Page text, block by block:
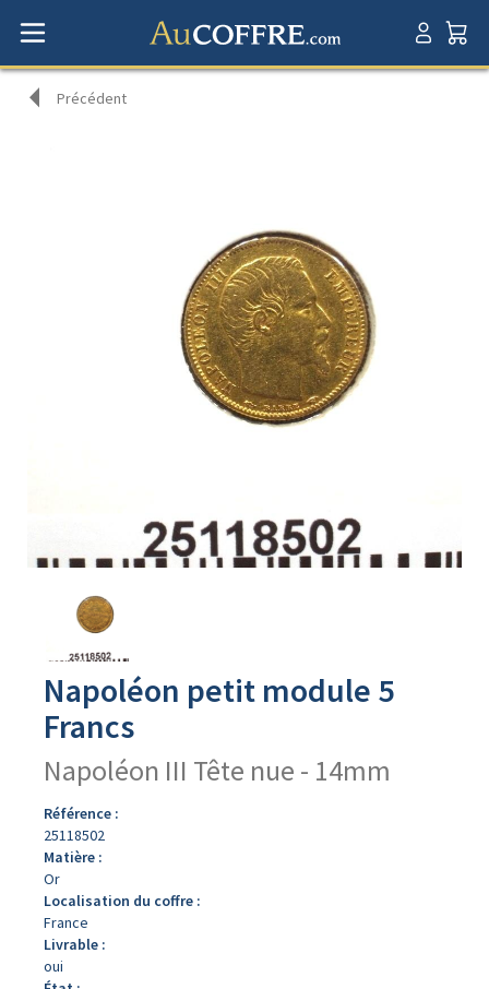
Précédent
Napoléon petit module 5
Francs
Napoléon III Tête nue - 14mm
Référence :
25118502
Matière :
Or
Localisation du coffre :
France
Livrable :
oui